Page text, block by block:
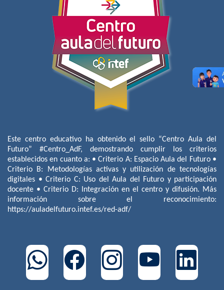
Este centro educativo ha obtenido el sello “Centro Aula del
Futuro” #Centro_AdF, demostrando cumplir los criterios
establecidos en cuanto a: • Criterio A: Espacio Aula del Futuro •
Criterio B: Metodologías activas y utilización de tecnologías
digitales • Criterio C: Uso del Aula del Futuro y participación
docente • Criterio D: Integración en el centro y difusión. Más
información sobre el reconocimiento:
https://auladelfuturo.intef.es/red-adf/